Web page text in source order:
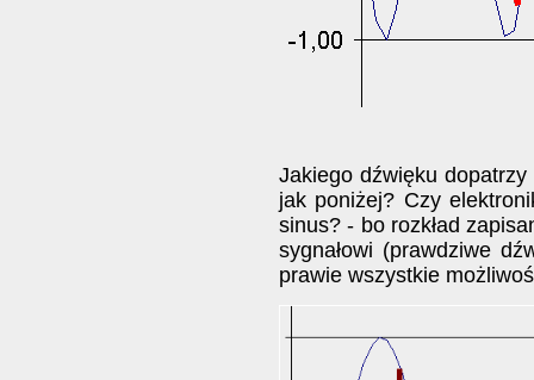
Jakiego dźwięku
jak poniżej? Czy
sinus? - bo rozkład
sygnałowi (prawdziwe
prawie wszystkie